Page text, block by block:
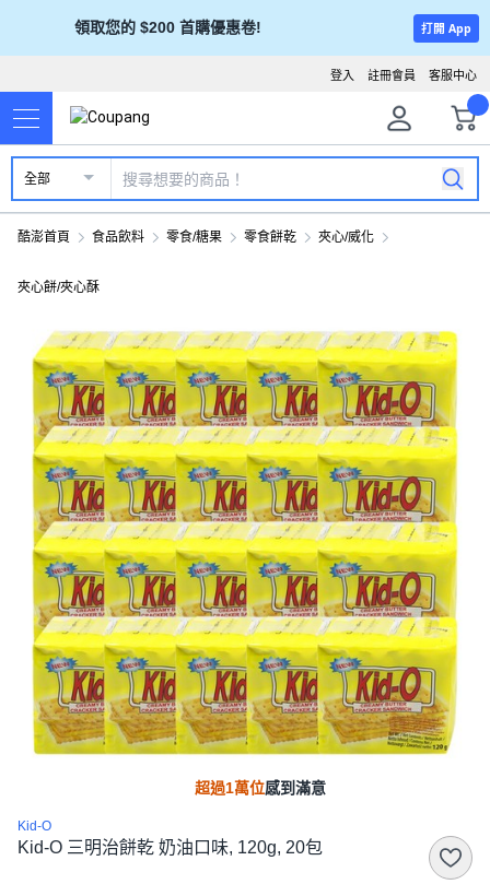
領取您的 $200 首購優惠卷! 打開 App
客服中心
註冊會員
登入
全部
酷澎首頁 食品飲料 零食/糖果 零食餅乾 夾心/威化
夾心餅/夾心酥
超過1萬位感到滿意
Kid-O
Kid-O 三明治餅乾 奶油口味, 120g, 20包